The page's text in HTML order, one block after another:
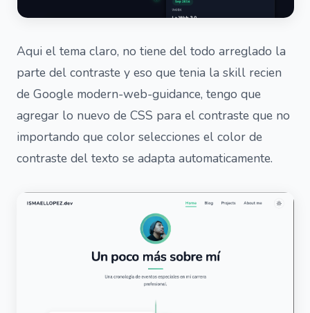
Aqui el tema claro, no tiene del todo arreglado la
parte del contraste y eso que tenia la skill recien
de Google modern-web-guidance, tengo que
agregar lo nuevo de CSS para el contraste que no
importando que color selecciones el color de
contraste del texto se adapta automaticamente.